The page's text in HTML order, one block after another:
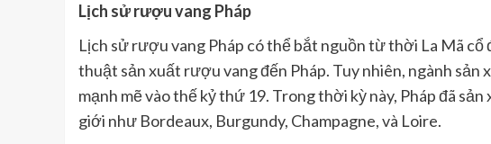
Lịch sử rượu vang Pháp
Lịch sử rượu vang Pháp có thể bắt nguồn từ thời La Mã cổ
thuật sản xuất rượu vang đến Pháp. Tuy nhiên, ngành
mạnh mẽ vào thế kỷ thứ 19. Trong thời kỳ này, Pháp đã
giới như Bordeaux, Burgundy, Champagne, và Loire.